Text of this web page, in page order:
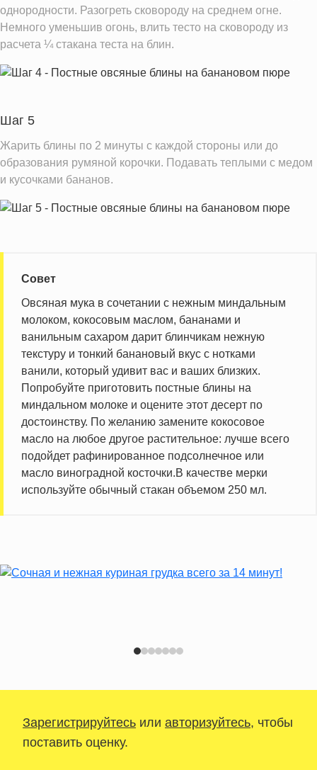
однородности. Разогреть сковороду на среднем огне.
Немного уменьшив огонь, влить тесто на сковороду из
расчета ¼ стакана теста на блин.
Шаг 5
Жарить блины по 2 минуты с каждой стороны или до
образования румяной корочки. Подавать теплыми с медом
и кусочками бананов.
Совет
Овсяная мука в сочетании с нежным миндальным
молоком, кокосовым маслом, бананами и
ванильным сахаром дарит блинчикам нежную
текстуру и тонкий банановый вкус с нотками
ванили, который удивит вас и ваших близких.
Попробуйте приготовить постные блины на
миндальном молоке и оцените этот десерт по
достоинству. По желанию замените кокосовое
масло на любое другое растительное: лучше всего
подойдет рафинированное подсолнечное или
масло виноградной косточки.В качестве мерки
используйте обычный стакан объемом 250 мл.
Зарегистрируйтесь или авторизуйтесь, чтобы
поставить оценку.